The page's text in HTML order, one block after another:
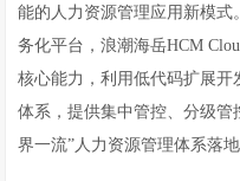
能的人力资源管理应用新模式
务化平台，浪潮海岳HCM
核心能力，利用低代码扩展
体系，提供集中管控、分级
界一流”人力资源管理体系落地